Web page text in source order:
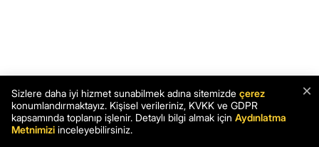
×
Sizlere daha iyi hizmet sunabilmek adına sitemizde çerez
konumlandırmaktayız. Kişisel verileriniz, KVKK ve GDPR
kapsamında toplanıp işlenir. Detaylı bilgi almak için Aydınlatma
Metnimizi inceleyebilirsiniz.